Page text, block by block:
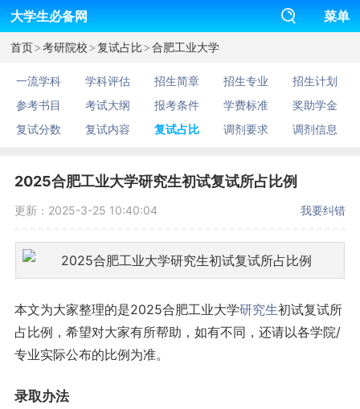
大学生必备网 菜单
首页>考研院校>复试占比>合肥工业大学
一流学科 学科评估 招生简章 招生专业
招生计划
参考书目
考试大纲 报考条件 学费标准
奖助学金
复试分数
复试内容 复试占比 调剂要求 调剂信息
2025合肥工业大学研究生初试复试所占比例
更新：2025-3-25 10:40:04 我要纠错
本文为大家整理的是2025合肥工业大学研究生初试复试所
占比例，希望对大家有所帮助，如有不同，还请以各学院/
专业实际公布的比例为准。
录取办法